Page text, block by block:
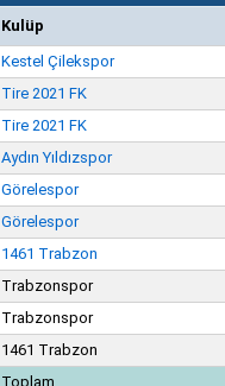
Kulüp
Kestel Çilekspor
Tire 2021 FK
Tire 2021 FK
Aydın Yıldızspor
Görelespor
Görelespor
1461 Trabzon
Trabzonspor
Trabzonspor
1461 Trabzon
Toplam